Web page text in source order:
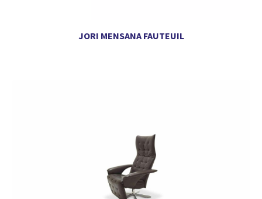
JORI MENSANA FAUTEUIL